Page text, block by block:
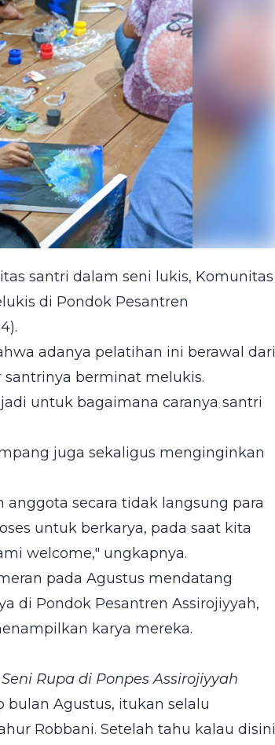
santri dalam seni lukis, Komunitas
di Pondok Pesantren
adanya pelatihan ini berawal dari
berminat melukis.
untuk bagaimana caranya santri
juga sekaligus menginginkan
secara tidak langsung para
untuk berkarya, pada saat kita
welcome," ungkapnya.
pada Agustus mendatang
di Pondok Pesantren Assirojiyyah,
karya mereka.
Rupa di Ponpes Assirojiyyah
bulan Agustus, itukan selalu
Robbani. Setelah tahu kalau disini